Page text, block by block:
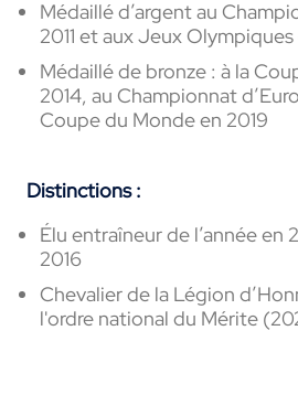
Médaillé d’argent au
2011 et aux Jeux
Médaillé de bronze : à la
2014, au Championnat
Coupe du Monde en 2019
Distinctions :
Élu entraîneur de l’année en
2016
Chevalier de la Légion
l'ordre national du Mérite